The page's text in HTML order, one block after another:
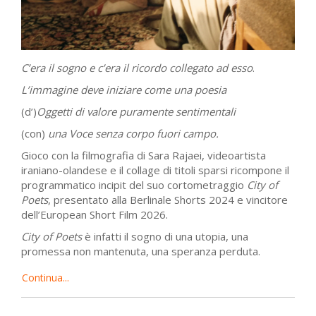
C’era il sogno e c’era il ricordo collegato ad esso.
L’immagine deve iniziare come una poesia
(d’)Oggetti di valore puramente sentimentali
(con) una Voce senza corpo fuori campo.
Gioco con la filmografia di Sara Rajaei, videoartista
iraniano-olandese e il collage di titoli sparsi ricompone il
programmatico incipit del suo cortometraggio City of
Poets, presentato alla Berlinale Shorts 2024 e vincitore
dell’European Short Film 2026.
City of Poetsè infatti il sogno di una utopia, una
promessa non mantenuta, una speranza perduta.
Continua...